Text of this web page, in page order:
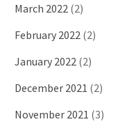
March 2022 (2)
February 2022 (2)
January 2022 (2)
December 2021 (2)
November 2021 (3)